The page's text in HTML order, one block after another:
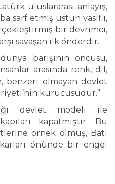
uluslararası anlayış,
sarf etmiş üstün vasıflı,
bir devrimci,
savaşan ilk önderdir.
barışının öncüsü,
arasında renk, dil,
benzeri olmayan devlet
kurucusudur.”
devlet modeli ile
kapatmıştır. Bu
örnek olmuş, Batı
önünde bir engel